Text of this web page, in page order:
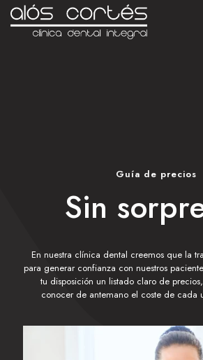
Guía de precios
Sin
En nuestra clínica dental creemos que la
para generar confianza con nuestros
tu disposición un listado claro de
conocer de antemano el coste de cada